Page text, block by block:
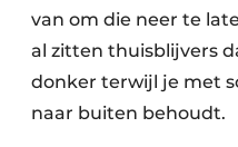
van om die neer te
al zitten thuisblijvers
donker terwijl je met
naar buiten behoudt.